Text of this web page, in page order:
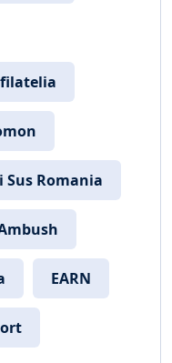
Sus Romania
EARN